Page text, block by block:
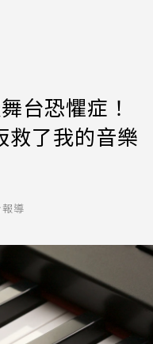
台恐懼症！
救了我的音樂
導